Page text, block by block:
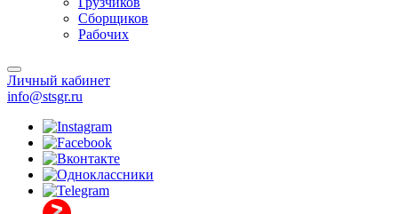
Сборщиков
Рабочих
Личный кабинет
info@stsgr.ru